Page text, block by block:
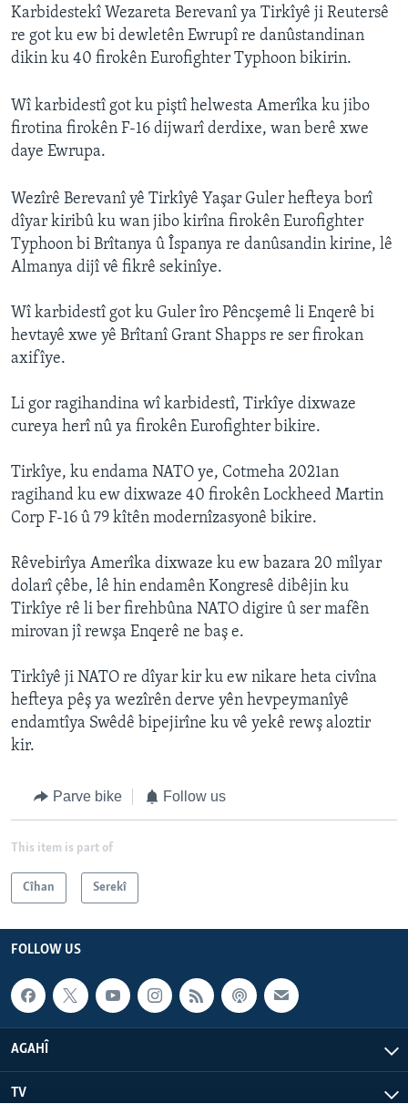
Learning English
FOLLOW US
Zimanên Din
Karbidestekî Wezareta Berevanî ya Tirkîyê ji Reutersê
re got ku ew bi dewletên Ewrupî re danûstandinan
dikin ku 40 firokên Eurofighter Typhoon bikirin.
Wî karbidestî got ku piştî helwesta Amerîka ku jibo
firotina firokên F-16 dijwarî derdixe, wan berê xwe
daye Ewrupa.
Wezîrê Berevanî yê Tirkîyê Yaşar Guler hefteya borî
dîyar kiribû ku wan jibo kirîna firokên Eurofighter
Typhoon bi Brîtanya û Îspanya re danûsandin kirine, lê
Almanya dijî vê fikrê sekinîye.
Wî karbidestî got ku Guler îro Pêncşemê li Enqerê bi
hevtayê xwe yê Brîtanî Grant Shapps re ser firokan
axifîye.
Li gor ragihandina wî karbidestî, Tirkîye dixwaze
cureya herî nû ya firokên Eurofighter bikire.
Tirkîye, ku endama NATO ye, Cotmeha 2021an
ragihand ku ew dixwaze 40 firokên Lockheed Martin
Corp F-16 û 79 kîtên modernîzasyonê bikire.
Rêvebirîya Amerîka dixwaze ku ew bazara 20 mîlyar
dolarî çêbe, lê hin endamên Kongresê dibêjin ku
Tirkîye rê li ber firehbûna NATO digire û ser mafên
mirovan jî rewşa Enqerê ne baş e.
Tirkîyê ji NATO re dîyar kir ku ew nikare heta civîna
hefteya pêş ya wezîrên derve yên hevpeymanîyê
endamtîya Swêdê bipejirîne ku vê yekê rewş aloztir
kir.
Parve bike Follow us
This item is part of
Cîhan Serekî
FOLLOW US
AGAHÎ
TV